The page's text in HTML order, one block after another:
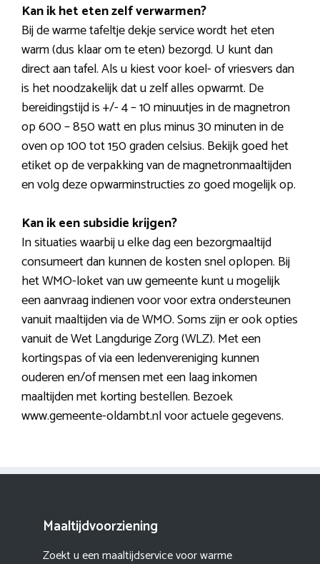
Kan ik het eten zelf verwarmen?
Bij de warme tafeltje dekje service wordt het eten
warm (dus klaar om te eten) bezorgd. U kunt dan
direct aan tafel. Als u kiest voor koel- of vriesvers dan
is het noodzakelijk dat u zelf alles opwarmt. De
bereidingstijd is +/- 4 – 10 minuutjes in de magnetron
op 600 – 850 watt en plus minus 30 minuten in de
oven op 100 tot 150 graden celsius. Bekijk goed het
etiket op de verpakking van de magnetronmaaltijden
en volg deze opwarminstructies zo goed mogelijk op.
Kan ik een subsidie krijgen?
In situaties waarbij u elke dag een bezorgmaaltijd
consumeert dan kunnen de kosten snel oplopen. Bij
het WMO-loket van uw gemeente kunt u mogelijk
een aanvraag indienen voor voor extra ondersteunen
vanuit maaltijden via de WMO. Soms zijn er ook opties
vanuit de Wet Langdurige Zorg (WLZ). Met een
kortingspas of via een ledenvereniging kunnen
ouderen en/of mensen met een laag inkomen
maaltijden met korting bestellen. Bezoek
www.gemeente-oldambt.nl voor actuele gegevens.
Maaltijdvoorziening
Zoekt u een maaltijdservice voor warme